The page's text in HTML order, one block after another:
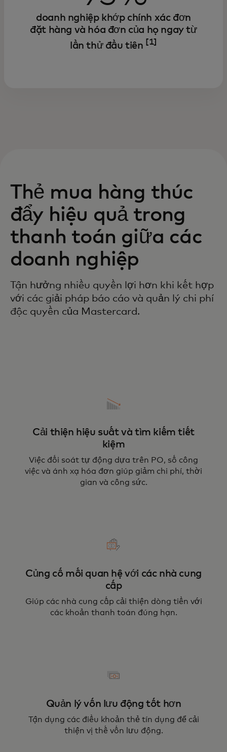
doanh nghiệp khớp chính xác đơn
đặt hàng và hóa đơn của họ ngay từ
lần thử đầu tiên [1]
Thẻ mua hàng thúc
đẩy hiệu quả trong
thanh toán giữa các
doanh nghiệp
Tận hưởng nhiều quyền lợi hơn khi kết hợp
với các giải pháp báo cáo và quản lý chi phí
độc quyền của Mastercard.
Cải thiện hiệu suất và tìm kiếm tiết
kiệm
Việc đối soát tự động dựa trên PO, số công
việc và ánh xạ hóa đơn giúp giảm chi phí, thời
gian và công sức.
Củng cố mối quan hệ với các nhà cung
cấp
Giúp các nhà cung cấp cải thiện dòng tiền với
các khoản thanh toán đúng hạn.
Quản lý vốn lưu động tốt hơn
Tận dụng các điều khoản thẻ tín dụng để cải
thiện vị thế vốn lưu động.